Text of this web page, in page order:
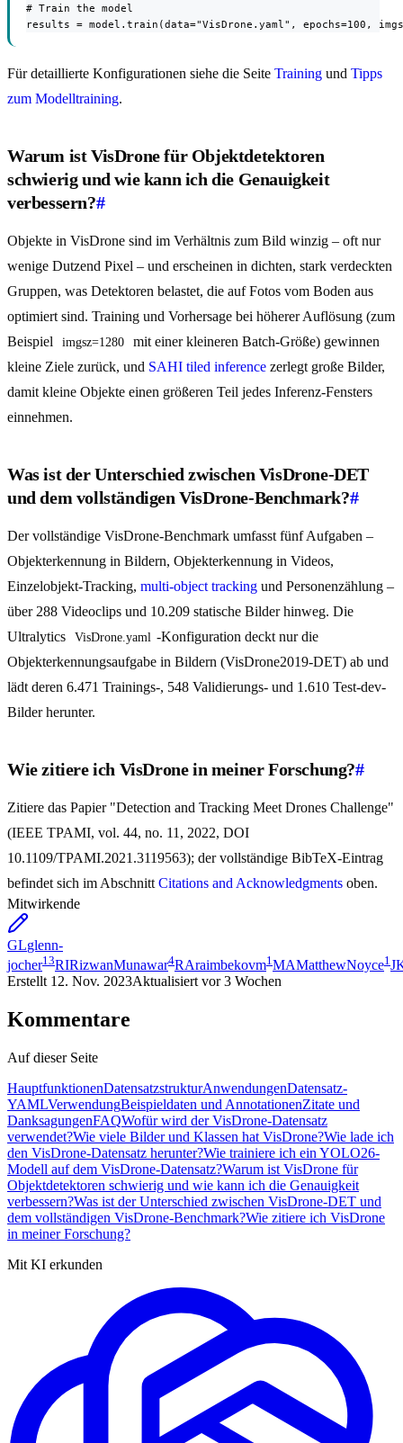
# Train the model
results = model.train(data="VisDrone.yaml", epochs=100,
Für detaillierte Konfigurationen siehe die Seite Training und Tipps
zum Modelltraining.
Warum ist VisDrone für Objektdetektoren
schwierig und wie kann ich die Genauigkeit
verbessern?#
Objekte in VisDrone sind im Verhältnis zum Bild winzig – oft nur
wenige Dutzend Pixel – und erscheinen in dichten, stark verdeckten
Gruppen, was Detektoren belastet, die auf Fotos vom Boden aus
optimiert sind. Training und Vorhersage bei höherer Auflösung (zum
Beispiel
imgsz=1280
mit einer kleineren Batch-Größe) gewinnen
kleine Ziele zurück, und SAHI tiled inference zerlegt große Bilder,
damit kleine Objekte einen größeren Teil jedes Inferenz-Fensters
einnehmen.
Was ist der Unterschied zwischen VisDrone-DET
und dem vollständigen VisDrone-Benchmark?#
Der vollständige VisDrone-Benchmark umfasst fünf Aufgaben –
Objekterkennung in Bildern, Objekterkennung in Videos,
Einzelobjekt-Tracking, multi-object tracking und Personenzählung –
über 288 Videoclips und 10.209 statische Bilder hinweg. Die
Ultralytics
VisDrone.yaml -Konfiguration deckt nur die
Objekterkennungsaufgabe in Bildern (VisDrone2019-DET) ab und
lädt deren 6.471 Trainings-, 548 Validierungs- und 1.610 Test-dev-
Bilder herunter.
Wie zitiere ich VisDrone in meiner Forschung?#
Zitiere das Papier "Detection and Tracking Meet Drones Challenge"
(IEEE TPAMI, vol. 44, no. 11, 2022, DOI
10.1109/TPAMI.2021.3119563); der vollständige BibTeX-Eintrag
befindet sich im Abschnitt Citations and Acknowledgments oben.
Mitwirkende
GLglenn-
jocher13RIRizwanMunawar4RAraimbekovm1 MAMatthewNoyce1
Erstellt 12. Nov. 2023Aktualisiert vor 3 Wochen
Kommentare
Auf dieser Seite
HauptfunktionenDatensatzstrukturAnwendungenDatensatz-
YAMLVerwendungBeispieldaten und AnnotationenZitate und
DanksagungenFAQWofür wird der VisDrone-Datensatz
verwendet?Wie viele Bilder und Klassen hat VisDrone?Wie lade ich
den VisDrone-Datensatz herunter?Wie trainiere ich ein YOLO26-
Modell auf dem VisDrone-Datensatz?Warum ist VisDrone für
Objektdetektoren schwierig und wie kann ich die Genauigkeit
verbessern?Was ist der Unterschied zwischen VisDrone-DET und
dem vollständigen VisDrone-Benchmark?Wie zitiere ich VisDrone
in meiner Forschung?
Mit KI erkunden